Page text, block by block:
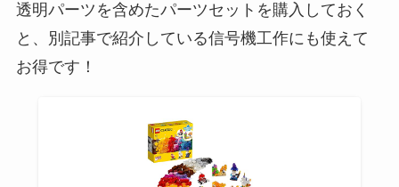
透明パーツを含めたパーツセットを購入しておく
と、別記事で紹介している信号機工作にも使えて
お得です！